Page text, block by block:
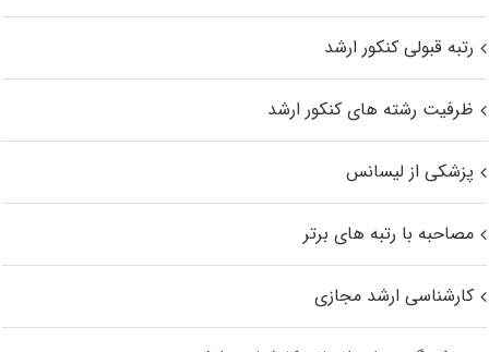
رتبه قبولی کنکور ارشد
ظرفیت رشته های کنکور ارشد
پزشکی از لیسانس
مصاحبه با رتبه های برتر
کارشناسی ارشد مجازی